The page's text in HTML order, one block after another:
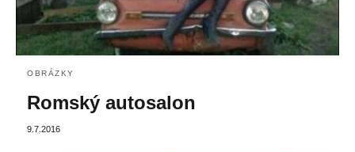
OBRÁZKY
Romský autosalon
9.7.2016